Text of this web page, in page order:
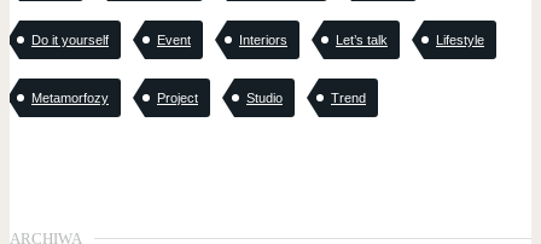
Do it yourself Event Interiors Let’s talk Lifestyle
Metamorfozy Project Studio Trend
ARCHIWA